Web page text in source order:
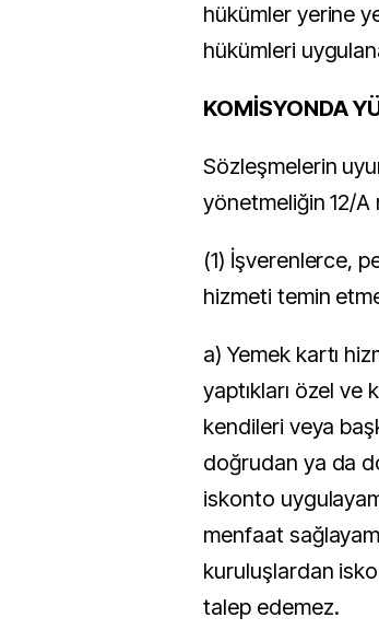
hükümler yerine
hükümleri
KOMİSYONDA
Sözleşmelerin
yönetmeliğin 12/
(1) İşverenlerce,
hizmeti temin
a) Yemek kartı
yaptıkları özel
kendileri veya
doğrudan ya da
iskonto
menfaat
kuruluşlardan
talep edemez.